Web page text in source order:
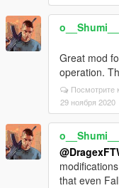
Great mod
operation.
Посмотрите
29 ноября 2020
that even